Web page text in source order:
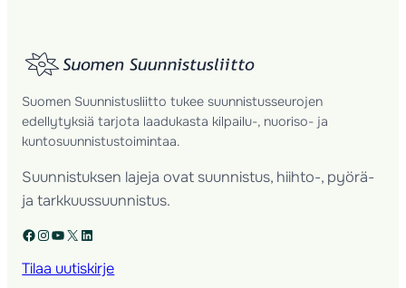
Suomen Suunnistusliitto tukee suunnistusseurojen
edellytyksiä tarjota laadukasta kilpailu-, nuoriso- ja
kuntosuunnistustoimintaa.
Suunnistuksen lajeja ovat suunnistus, hiihto-, pyörä-
ja tarkkuussuunnistus.
Facebook Instagram YouTube X LinkedIn
Tilaa uutiskirje